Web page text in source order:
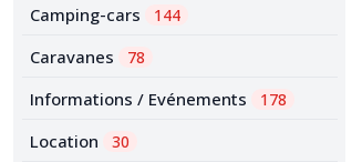
Camping-cars 144
Caravanes 78
Informations / Evénements 178
Location 30